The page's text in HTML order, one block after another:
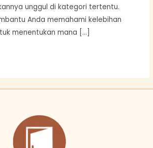
unggul di kategori tertentu.
Anda memahami kelebihan
menentukan mana […]